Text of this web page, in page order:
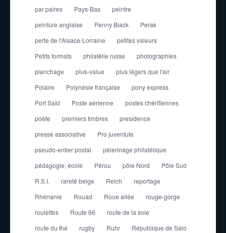
par paires Pays-Bas
peintre
peinture anglaise
Penny Black
Perak
perte de l'Alsace-Lorraine
petites valeurs
Petits formats
philatélie russe
photographies
planchage
plus-value
plus légers que l'air
Polaire
Polynésie française
pony express
Port Saïd
Poste aérienne
postes chérifiennes
poète
premiers timbres
presidence
presse associative
Pro juventute
pseudo-entier postal
pèlerinage philatélique
pédagogie; école
Pérou pôle Nord
Pôle Sud
R.S.I.
rareté belge Reich
reportage
Rhénanie
Rouad Roue ailée
rouge-gorge
roulettes
Route 66
route de la soie
route du thé
rugby Ruhr
République de Salo